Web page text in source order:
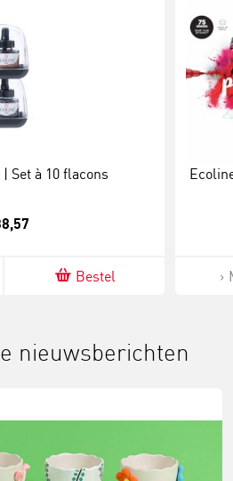
Set à 10 flacons
Bestel
nieuwsberichten